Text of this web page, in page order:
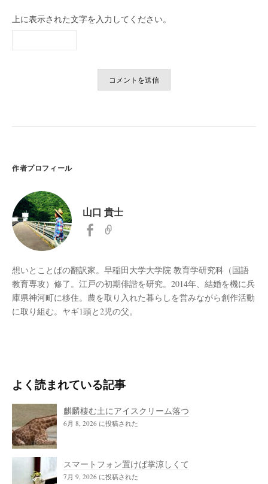
上に表示された文字を入力してください。
作者プロフィール
山口 貴士
想いとことばの翻訳家。早稲田大学大学院 教育学研究科（国語
教育専攻）修了。江戸の初期俳諧を研究。2014年、結婚を機に兵
庫県神河町に移住。農を取り入れた暮らしを営みながら創作活動
に取り組む。ヤギ1頭と2児の父。
よく読まれている記事
麒麟棲む土にアイスクリーム落つ
6月 8, 2026 に投稿された
スマートフォン置けば掌涼しくて
7月 9, 2026 に投稿された